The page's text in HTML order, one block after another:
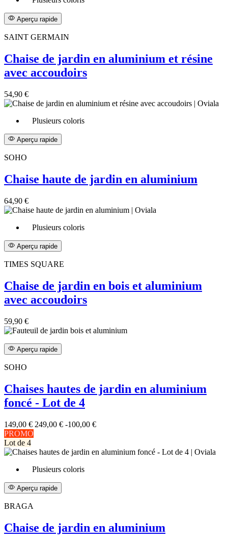
Aperçu rapide
SAINT GERMAIN
Chaise de jardin en aluminium et résine
avec accoudoirs
54,90 €
Plusieurs coloris
Aperçu rapide
SOHO
Chaise haute de jardin en aluminium
64,90 €
Plusieurs coloris
Aperçu rapide
TIMES SQUARE
Chaise de jardin en bois et aluminium
avec accoudoirs
59,90 €
Aperçu rapide
SOHO
Chaises hautes de jardin en aluminium
foncé - Lot de 4
149,00 € 249,00 € -100,00 €
PROMO
Lot de 4
Plusieurs coloris
Aperçu rapide
BRAGA
Chaise de jardin en aluminium